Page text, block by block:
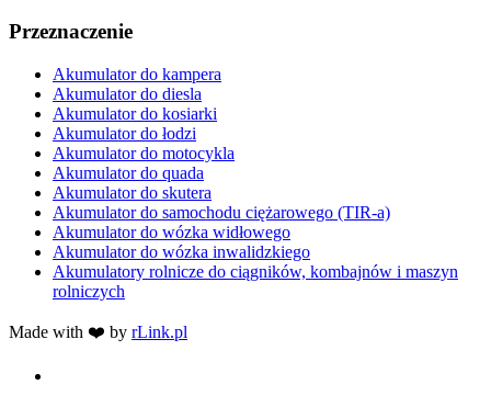
Przeznaczenie
Akumulator do kampera
Akumulator do diesla
Akumulator do kosiarki
Akumulator do łodzi
Akumulator do motocykla
Akumulator do quada
Akumulator do skutera
Akumulator do samochodu ciężarowego (TIR-a)
Akumulator do wózka widłowego
Akumulator do wózka inwalidzkiego
Akumulatory rolnicze do ciągników, kombajnów i maszyn
rolniczych
Made with ❤️ by rLink.pl